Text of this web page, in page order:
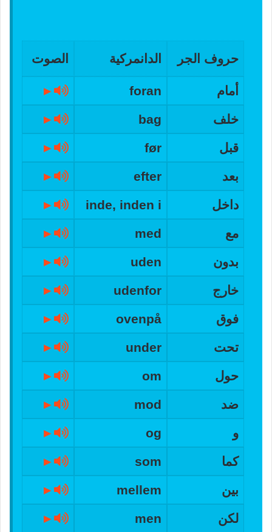
حروف الجر الدانمركية الصوت
أمام foran
►
خلف bag
►
قبل før
►
بعد efter
►
داخل inde, inden i
►
مع med
►
بدون uden
►
خارج udenfor
►
فوق ovenpå
►
تحت under
►
حول om
►
ضد mod
►
و og
►
كما som
►
بين mellem
►
لكن men
►